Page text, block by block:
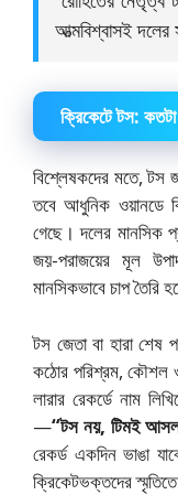
আত্মবিশ্বাসই
ক্রিকেটে টস:
বিশ্লেষকদের মতে, টস
তবে আধুনিক ওয়ানডে
গেছে। দলের মানসিক
জয়-পরাজয়ের মূল
মানসিকভাবে চাপ
টস জেতা বা হারা
কঠোর পরিশ্রম, কৌশল
লারার রেকর্ডে নাম
—“টস নয়, টিমই
রেকর্ড একদিন ভাঙা
ক্রিকেটভক্তদের